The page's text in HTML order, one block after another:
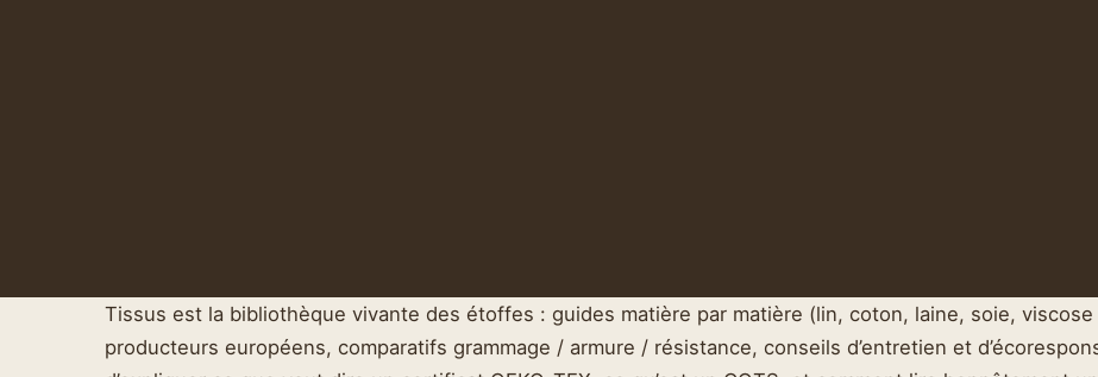
Tissus est la bibliothèque vivante des étoffes : guides matière par matière (lin, coton, laine, soie,
producteurs européens, comparatifs grammage / armure / résistance, conseils d’entretien et